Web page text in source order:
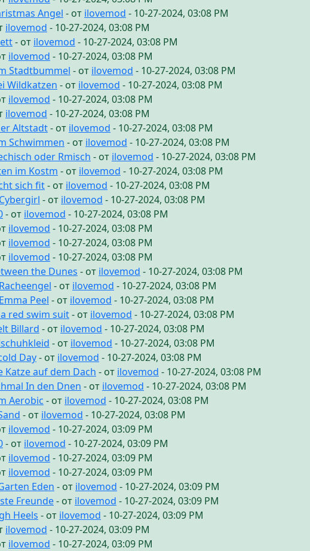
Angel - от ilovemod - 10-27-2024, 03:08 PM
ilovemod - 10-27-2024, 03:08 PM
- от ilovemod - 10-27-2024, 03:08 PM
ilovemod - 10-27-2024, 03:08 PM
Stadtbummel - от ilovemod - 10-27-2024, 03:08 PM
Wildkatzen - от ilovemod - 10-27-2024, 03:08 PM
ilovemod - 10-27-2024, 03:08 PM
ilovemod - 10-27-2024, 03:08 PM
Altstadt- от ilovemod - 10-27-2024, 03:08 PM
Schwimmen - от ilovemod - 10-27-2024, 03:08 PM
oder Rmisch - от ilovemod - 10-27-2024, 03:08 PM
im Kostm - от ilovemod - 10-27-2024, 03:08 PM
sich fit- от ilovemod - 10-27-2024, 03:08 PM
- от ilovemod - 10-27-2024, 03:08 PM
- от ilovemod - 10-27-2024, 03:08 PM
ilovemod - 10-27-2024, 03:08 PM
ilovemod - 10-27-2024, 03:08 PM
ilovemod - 10-27-2024, 03:08 PM
the Dunes - от ilovemod - 10-27-2024, 03:08 PM
- от ilovemod - 10-27-2024, 03:08 PM
Peel - от ilovemod - 10-27-2024, 03:08 PM
red swim suit- от ilovemod - 10-27-2024, 03:08 PM
Billard - от ilovemod - 10-27-2024, 03:08 PM
- от ilovemod - 10-27-2024, 03:08 PM
Day- от ilovemod - 10-27-2024, 03:08 PM
Katze auf dem Dach - от ilovemod - 10-27-2024, 03:08 PM
In den Dnen - от ilovemod - 10-27-2024, 03:08 PM
Aerobic - от ilovemod - 10-27-2024, 03:08 PM
- от ilovemod - 10-27-2024, 03:08 PM
ilovemod - 10-27-2024, 03:09 PM
- от ilovemod - 10-27-2024, 03:09 PM
ilovemod - 10-27-2024, 03:09 PM
ilovemod - 10-27-2024, 03:09 PM
Eden - от ilovemod - 10-27-2024, 03:09 PM
Freunde- от ilovemod - 10-27-2024, 03:09 PM
Heels - от ilovemod - 10-27-2024, 03:09 PM
ilovemod - 10-27-2024, 03:09 PM
ilovemod - 10-27-2024, 03:09 PM